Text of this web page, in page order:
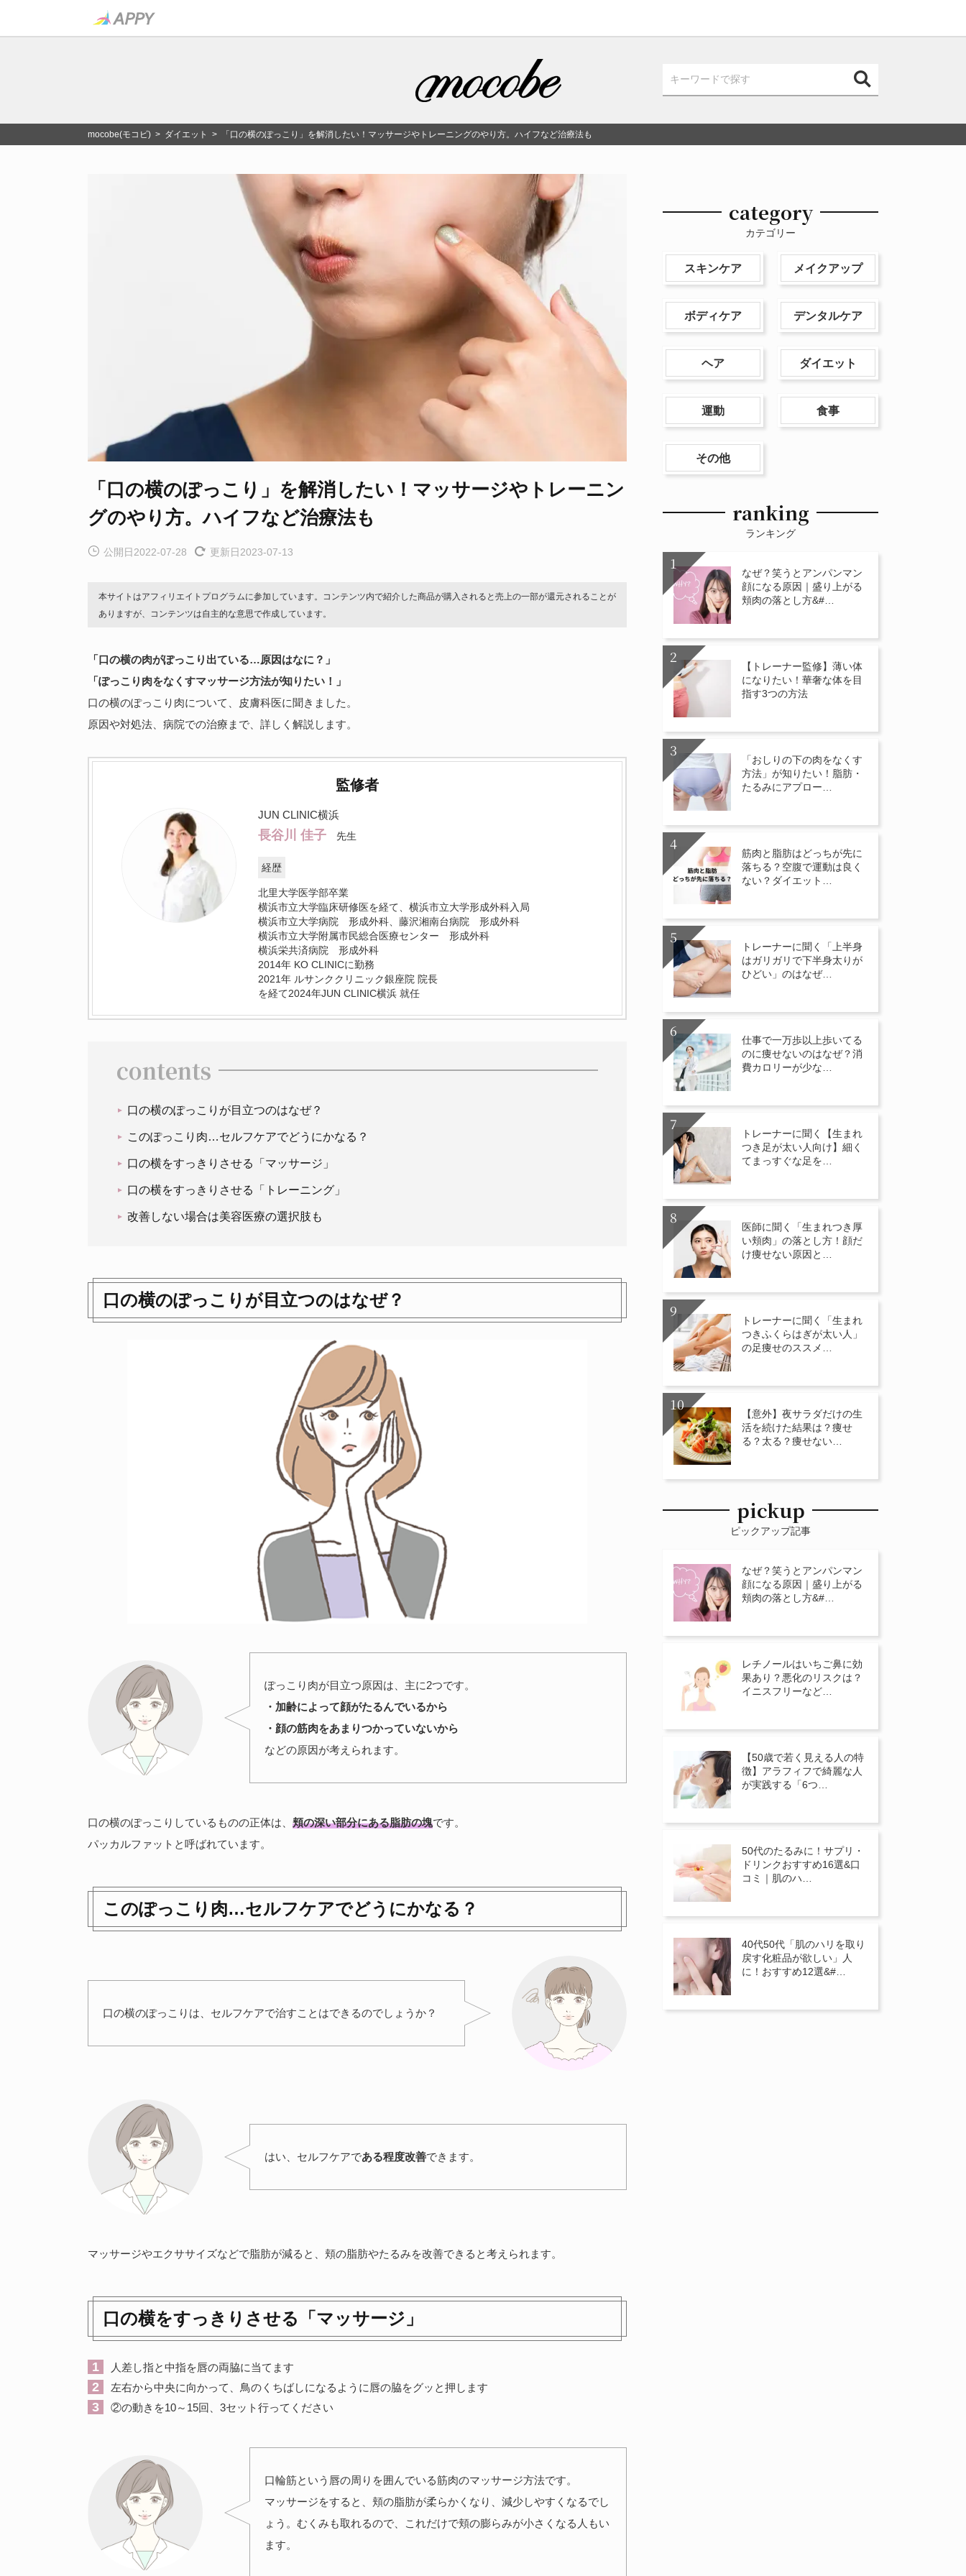
mocobe(モコビ) > ダイエット > 「口の横のぽっこり」を解消したい！マッサージやトレーニングのやり方。ハイフなど治療法も
「口の横のぽっこり」を解消したい！マッサージやトレーニン
グのやり方。ハイフなど治療法も
公開日2022-07-28 更新日2023-07-13
本サイトはアフィリエイトプログラムに参加しています。コンテンツ内で紹介した商品が購入されると売上の一部が還元されることが
ありますが、コンテンツは自主的な意思で作成しています。
「口の横の肉がぽっこり出ている…原因はなに？」
「ぽっこり肉をなくすマッサージ方法が知りたい！」
口の横のぽっこり肉について、皮膚科医に聞きました。
原因や対処法、病院での治療まで、詳しく解説します。
監修者
JUN CLINIC横浜
長谷川 佳子 先生
経歴
北里大学医学部卒業
横浜市立大学臨床研修医を経て、横浜市立大学形成外科入局
横浜市立大学病院 形成外科、藤沢湘南台病院 形成外科
横浜市立大学附属市民総合医療センター 形成外科
横浜栄共済病院 形成外科
2014年 KO CLINICに勤務
2021年 ルサンククリニック銀座院 院長
を経て2024年JUN CLINIC横浜 就任
contents
口の横のぽっこりが目立つのはなぜ？
このぽっこり肉…セルフケアでどうにかなる？
口の横をすっきりさせる「マッサージ」
口の横をすっきりさせる「トレーニング」
改善しない場合は美容医療の選択肢も
口の横のぽっこりが目立つのはなぜ？
ぽっこり肉が目立つ原因は、主に2つです。
・加齢によって顔がたるんでいるから
・顔の筋肉をあまりつかっていないから
などの原因が考えられます。
口の横のぽっこりしているものの正体は、 頬の深い部分にある脂肪の塊です。
パッカルファットと呼ばれています。
このぽっこり肉…セルフケアでどうにかなる？
口の横のぽっこりは、セルフケアで治すことはできるのでしょうか？
はい、セルフケアである程度改善できます。
マッサージやエクササイズなどで脂肪が減ると、頬の脂肪やたるみを改善できると考えられます。
口の横をすっきりさせる「マッサージ」
人差し指と中指を唇の両脇に当てます
左右から中央に向かって、鳥のくちばしになるように唇の脇をグッと押します
②の動きを10～15回、3セット行ってください
口輪筋という唇の周りを囲んでいる筋肉のマッサージ方法です。
マッサージをすると、頬の脂肪が柔らかくなり、減少しやすくなるでし
ょう。むくみも取れるので、これだけで頬の膨らみが小さくなる人もい
ます。
category
カテゴリー
スキンケア メイクアップ
ボディケア デンタルケア
ヘア ダイエット
運動 食事
その他
ranking
ランキング
なぜ？笑うとアンパンマン
顔になる原因｜盛り上がる
頬肉の落とし方&#…
【トレーナー監修】薄い体
になりたい！華奢な体を目
指す3つの方法
「おしりの下の肉をなくす
方法」が知りたい！脂肪・
たるみにアプロー…
筋肉と脂肪はどっちが先に
落ちる？空腹で運動は良く
ない？ダイエット…
トレーナーに聞く「上半身
はガリガリで下半身太りが
ひどい」のはなぜ…
仕事で一万歩以上歩いてる
のに痩せないのはなぜ？消
費カロリーが少な…
トレーナーに聞く【生まれ
つき足が太い人向け】細く
てまっすぐな足を…
医師に聞く「生まれつき厚
い頬肉」の落とし方！顔だ
け痩せない原因と…
トレーナーに聞く「生まれ
つきふくらはぎが太い人」
の足痩せのススメ…
【意外】夜サラダだけの生
活を続けた結果は？痩せ
る？太る？痩せない…
pickup
ピックアップ記事
なぜ？笑うとアンパンマン
顔になる原因｜盛り上がる
頬肉の落とし方&#…
レチノールはいちご鼻に効
果あり？悪化のリスクは？
イニスフリーなど…
【50歳で若く見える人の特
徴】アラフィフで綺麗な人
が実践する「6つ…
50代のたるみに！サプリ・
ドリンクおすすめ16選&口
コミ｜肌のハ…
40代50代「肌のハリを取り
戻す化粧品が欲しい」人
に！おすすめ12選&#…